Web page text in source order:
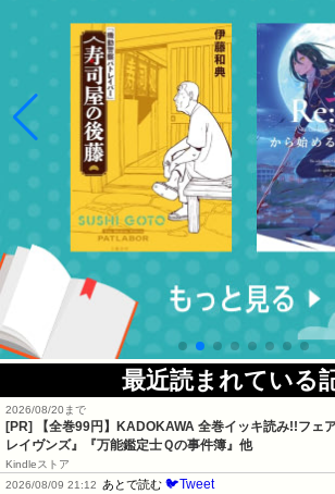
最近読まれている
2026/08/20まで
[PR]
【全巻99円】KADOKAWA 全巻イッキ読み!!フェ
レイヴンズ』『万能鑑定士Ｑの事件簿』他
Kindleストア
2026/08/09 21:12
あとで読む 🐦Tweet